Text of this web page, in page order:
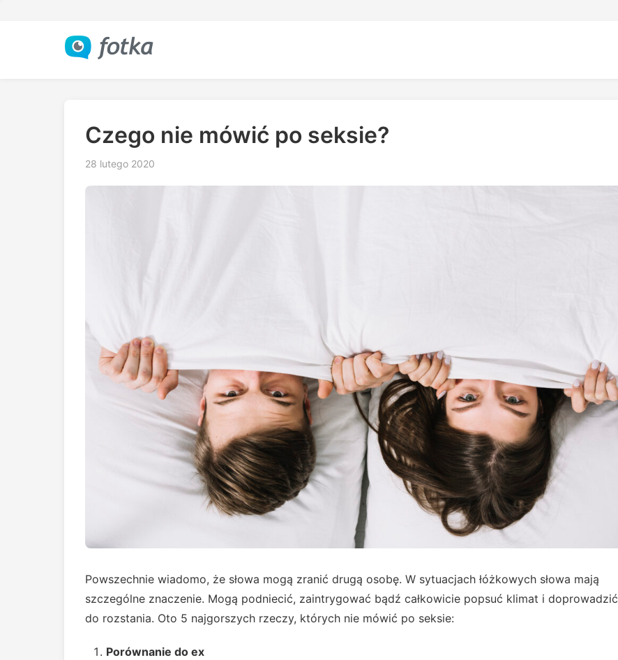
Czego nie mówić po seksie?
28 lutego 2020
Powszechnie wiadomo, że słowa mogą zranić drugą osobę. W sytuacjach łóżkowych słowa mają
szczególne znaczenie. Mogą podniecić, zaintrygować bądź całkowicie popsuć klimat i doprowadzić
do rozstania. Oto 5 najgorszych rzeczy, których nie mówić po seksie:
Porównanie do ex